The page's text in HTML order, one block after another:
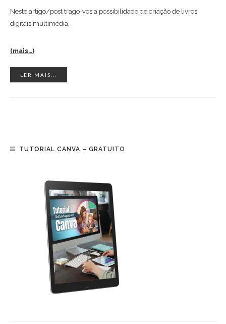
Neste artigo/post trago-vos a possibilidade de criação de livros
digitais multimédia.
(mais…)
LER MAIS...
TUTORIAL CANVA – GRATUITO